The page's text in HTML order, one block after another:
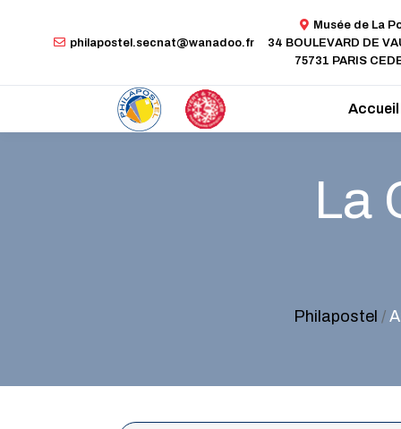
philapostel.secnat@wanadoo.fr
Musée de La
34 BOULEVARD DE
75731 PARIS
Accueil
La
Philapostel /